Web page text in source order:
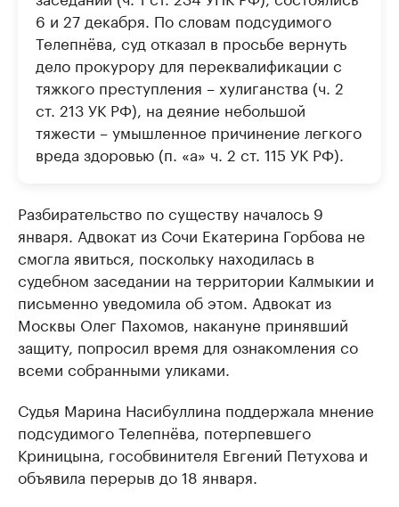
6 и 27 декабря. По словам подсудимого
Телепнёва, суд отказал в просьбе вернуть
дело прокурору для переквалификации с
тяжкого преступления – хулиганства (ч. 2
ст. 213 УК РФ), на деяние небольшой
тяжести – умышленное причинение легкого
вреда здоровью (п. «а» ч. 2 ст. 115 УК РФ).
Разбирательство по существу началось 9
января. Адвокат из Сочи Екатерина Горбова не
смогла явиться, поскольку находилась в
судебном заседании на территории Калмыкии и
письменно уведомила об этом. Адвокат из
Москвы Олег Пахомов, накануне принявший
защиту, попросил время для ознакомления со
всеми собранными уликами.
Судья Марина Насибуллина поддержала мнение
подсудимого Телепнёва, потерпевшего
Криницына, гособвинителя Евгений Петухова и
объявила перерыв до 18 января.